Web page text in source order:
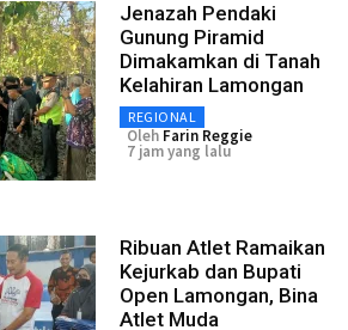
Jenazah Pendaki
Gunung Piramid
Dimakamkan di Tanah
Kelahiran Lamongan
REGIONAL
Oleh Farin Reggie
7 jam yang lalu
Ribuan Atlet Ramaikan
Kejurkab dan Bupati
Open Lamongan, Bina
Atlet Muda